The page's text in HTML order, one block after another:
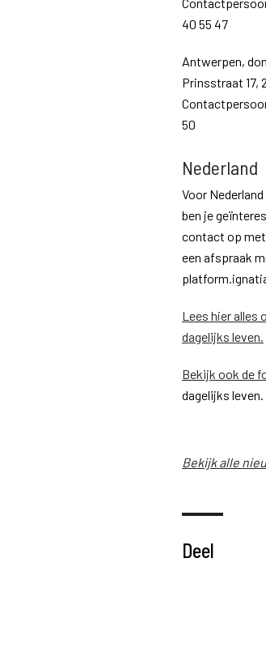
40 55 47
Antwerpen,
Prinsstraat 17,
50
Nederland
Voor
ben je
contact op
een afspraak
Lees hier alles
dagelijks leven.
Bekijk ook de
dagelijks leven.
Bekijk alle
Deel